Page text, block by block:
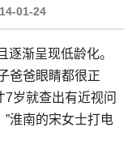
01-24
渐呈现低龄化。
爸爸眼睛都很正
岁就查出有近视问
淮南的宋女士打电